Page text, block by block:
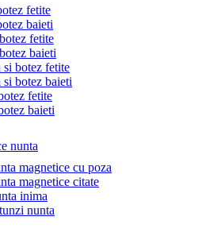
fetite
baieti
fetite
baieti
botez fetite
botez baieti
fetite
baieti
nunta
magnetice cu poza
magnetice citate
inima
nunta